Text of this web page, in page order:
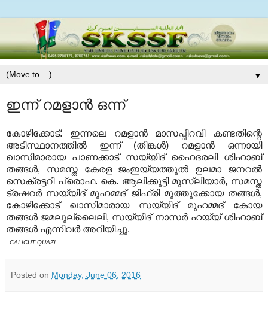
▼
ഇന്ന് റമളാന്‍ ഒന്ന്
കോഴിക്കോട്: ഇന്നലെ റമളാന്‍ മാസപ്പിറവി കണ്ടതിന്റെ
അടിസ്ഥാനത്തില്‍ ഇന്ന് (തിങ്കള്‍) റമളാന്‍ ഒന്നായി
ഖാസിമാരായ പാണക്കാട് സയ്യിദ് ഹൈദരലി ശിഹാബ്
തങ്ങള്‍, സമസ്ത കേരള ജംഇയ്യത്തുല്‍ ഉലമാ ജനറല്‍
സെക്രട്ടറി പ്രൊഫ. കെ. ആലിക്കുട്ടി മുസ്‌ലിയാര്‍, സമസ്ത
ട്രഷറര്‍ സയ്യിദ് മുഹമ്മദ് ജിഫ്രി മുത്തുക്കോയ തങ്ങള്‍,
കോഴിക്കോട് ഖാസിമാരായ സയ്യിദ് മുഹമ്മദ് കോയ
തങ്ങള്‍ ജമലുല്ലൈലി, സയ്യിദ് നാസര്‍ ഹയ്യ് ശിഹാബ്
തങ്ങള്‍ എന്നിവര്‍ അറിയിച്ചു.
- CALICUT QUAZI
Posted on Monday, June 06, 2016